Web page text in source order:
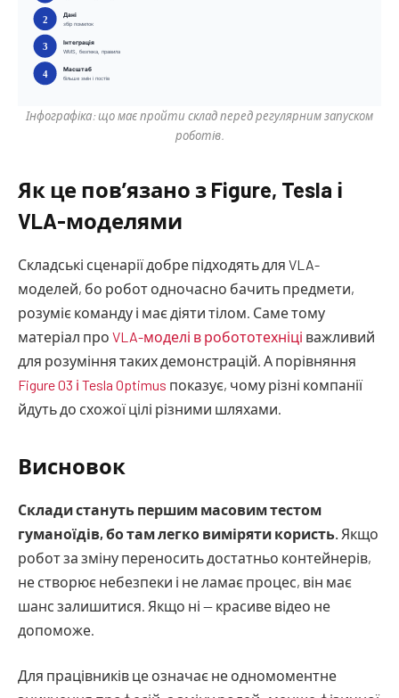
Інфографіка: що має пройти склад перед регулярним запуском
роботів.
Як це пов’язано з Figure, Tesla і
VLA-моделями
Складські сценарії добре підходять для VLA-
моделей, бо робот одночасно бачить предмети,
розуміє команду і має діяти тілом. Саме тому
матеріал про VLA-моделі в робототехніці важливий
для розуміння таких демонстрацій. А порівняння
Figure 03 і Tesla Optimus показує, чому різні компанії
йдуть до схожої цілі різними шляхами.
Висновок
Склади стануть першим масовим тестом
гуманоїдів, бо там легко виміряти користь. Якщо
робот за зміну переносить достатньо контейнерів,
не створює небезпеки і не ламає процес, він має
шанс залишитися. Якщо ні — красиве відео не
допоможе.
Для працівників це означає не одномоментне